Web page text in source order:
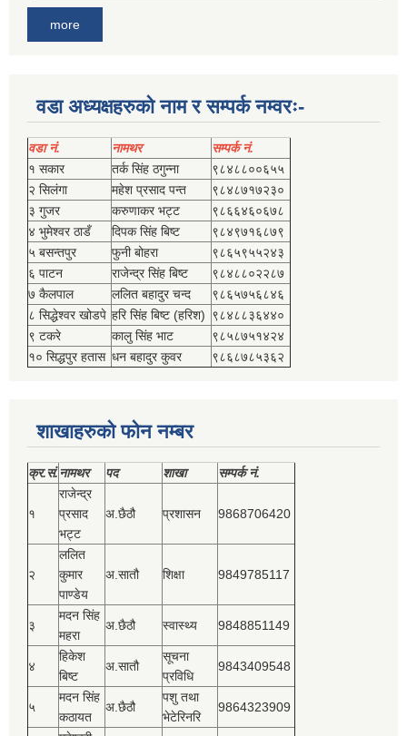
more
वडा अध्यक्षहरुको नाम र सम्पर्क नम्वरः-
वडा नं. नामथर
सम्पर्क नं.
१ सकार
तर्क सिंह ठगुन्‍ना
९८४८८००६५५
२ सिलंगा
महेश प्रसाद पन्त
९८४८७१७२३०
३ गुजर
करुणाकर भट्ट
९८६६४६०६७८
४ भुमेश्‍वर ठाडँ
दिपक सिंह बिष्‍ट
९८४९७१६८७९
५ बसन्तपुर
फुनी बोहरा
९८६५९५५२४३
६ पाटन
राजेन्द्र सिंह बिष्‍ट
९८४८८०२२८७
७ कैलपाल
ललित बहादुर चन्द
९८६५७५६८४६
८ सिद्धेश्‍वर खोडपे हरि सिंह बिष्‍ट (हरिश) ९८४८८३६४४०
९ टकरे
कालु सिंह भाट
९८५८७५१४२४
१० सिद्धपुर हतास धन बहादुर कुवर ९८६८७८५३६२
शाखाहरुको फोन नम्बर
क्र.सं.नामथर पद शाखा सम्‍पर्क नं.
१
राजेन्द्र
प्रसाद
भट्ट
अ.छैठौ प्रशासन 9868706420
२
ललित
कुमार
पाण्डेय
अ.सातौ शिक्षा 9849785117
३
मदन सिंह
महरा
अ.छैठौ स्वास्थ्य 9848851149
४
हिकेश
बिष्‍ट
अ.सातौ
सूचना
प्रविधि
9843409548
५
मदन सिंह
कठायत
अ.छैठौ
पशु तथा
भेटेरिनरि
9864323909